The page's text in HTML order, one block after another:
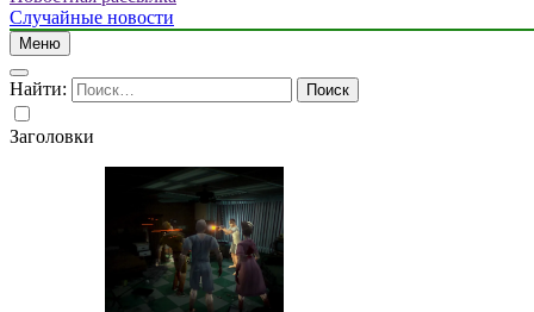
Случайные новости
Меню
Найти:
Заголовки